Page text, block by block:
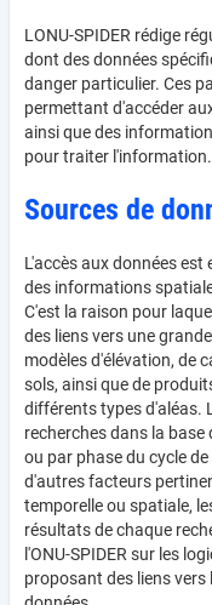
LONU-SPIDER rédige
dont des données
danger particulier. Ces
permettant d'accéder
ainsi que des
pour traiter l'information.
Sources de
L'accès aux données
des informations
C'est la raison pour
des liens vers une
modèles d'élévation, de
sols, ainsi que de
différents types d'aléas.
recherches dans la base
ou par phase du cycle
d'autres facteurs
temporelle ou spatiale,
résultats de chaque
l'ONU-SPIDER sur les
proposant des liens